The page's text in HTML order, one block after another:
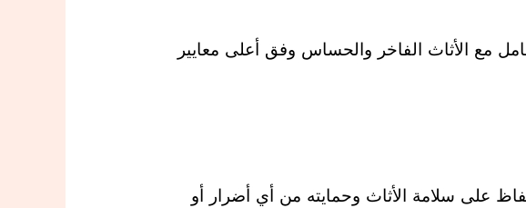
مع الأثاث الفاخر والحساس وفق أعلى معايير
على سلامة الأثاث وحمايته من أي أضرار أو